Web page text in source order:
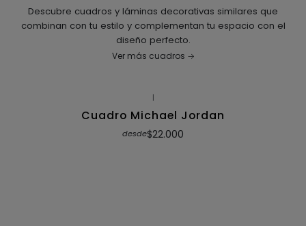
Descubre cuadros y láminas decorativas similares que
combinan con tu estilo y complementan tu espacio con el
diseño perfecto.
Ver más cuadros
|
Cuadro Michael Jordan
desde$22.000